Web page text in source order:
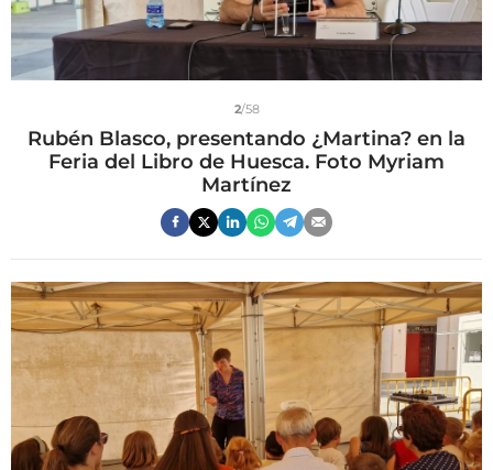
2/58
Rubén Blasco, presentando ¿Martina? en la
Feria del Libro de Huesca. Foto Myriam
Martínez